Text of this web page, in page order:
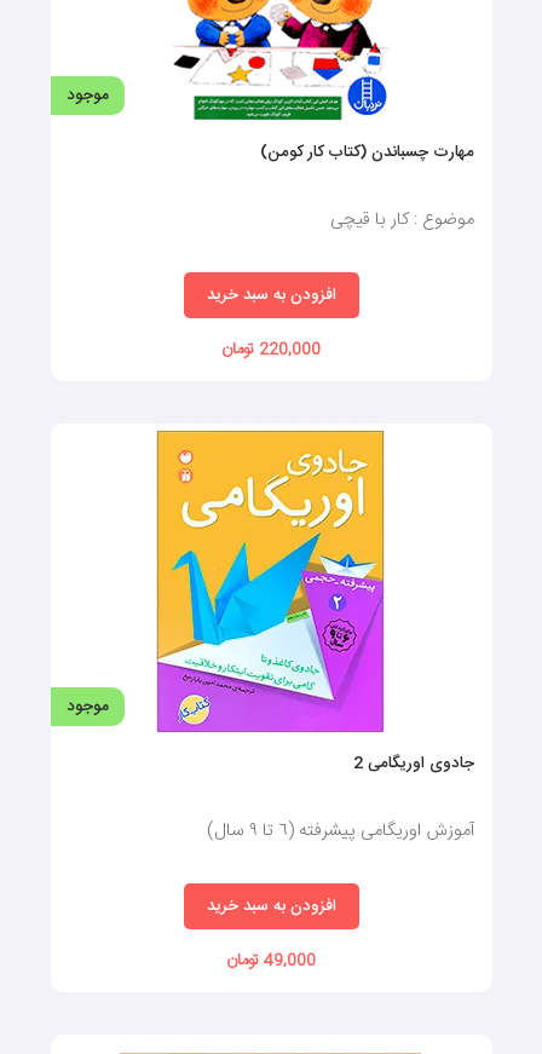
موجود
مهارت چسباندن (کتاب کار کومن)
موضوع : کار با قیچی
افزودن به سبد خرید
220,000 تومان
موجود
جادوی اوریگامی 2
آموزش اوریگامی پیشرفته (٦ تا ٩ سال)
افزودن به سبد خرید
49,000 تومان